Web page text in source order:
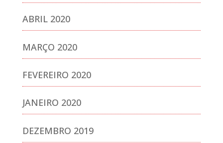
ABRIL 2020
MARÇO 2020
FEVEREIRO 2020
JANEIRO 2020
DEZEMBRO 2019